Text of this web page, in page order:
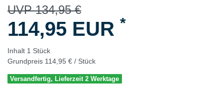
UVP 134,95 €
114,95 EUR *
Inhalt 1 Stück
Grundpreis 114,95 € / Stück
Versandfertig, Lieferzeit 2 Werktage